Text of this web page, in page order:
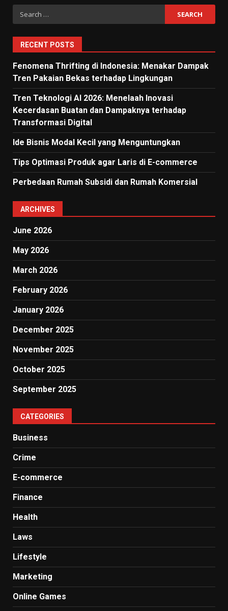
Search
for:
RECENT POSTS
Fenomena Thrifting di Indonesia: Menakar Dampak
Tren Pakaian Bekas terhadap Lingkungan
Tren Teknologi AI 2026: Menelaah Inovasi
Kecerdasan Buatan dan Dampaknya terhadap
Transformasi Digital
Ide Bisnis Modal Kecil yang Menguntungkan
Tips Optimasi Produk agar Laris di E-commerce
Perbedaan Rumah Subsidi dan Rumah Komersial
ARCHIVES
June 2026
May 2026
March 2026
February 2026
January 2026
December 2025
November 2025
October 2025
September 2025
CATEGORIES
Business
Crime
E-commerce
Finance
Health
Laws
Lifestyle
Marketing
Online Games